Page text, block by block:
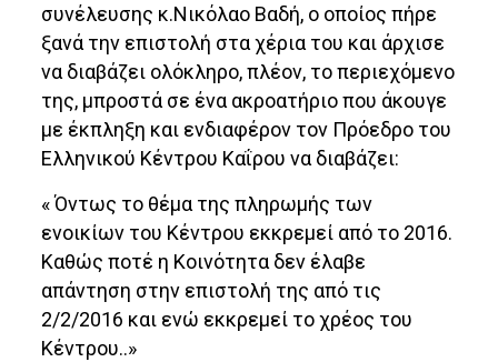
συνέλευσης κ.Νικόλαο Βαδή, ο οποίος πήρε
ξανά την επιστολή στα χέρια του και άρχισε
να διαβάζει ολόκληρο, πλέον, το περιεχόμενο
της, μπροστά σε ένα ακροατήριο που άκουγε
με έκπληξη και ενδιαφέρον τον Πρόεδρο του
Ελληνικού Κέντρου Καΐρου να διαβάζει:
« Όντως το θέμα της πληρωμής των
ενοικίων του Κέντρου εκκρεμεί από το 2016.
Καθώς ποτέ η Κοινότητα δεν έλαβε
απάντηση στην επιστολή της από τις
2/2/2016 και ενώ εκκρεμεί το χρέος του
Κέντρου..»